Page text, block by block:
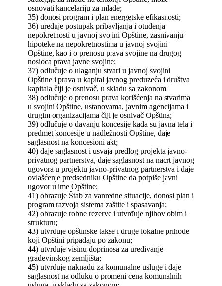
osnovati kancelariju za mlade;
35) donosi program i plan energetske efikasnosti;
36) uređuje postupak pribavljanja i otuđenja
nepokretnosti u javnoj svojini Opštine, zasnivanju
hipoteke na nepokretnostima u javnoj svojini
Opštine, kao i o prenosu prava svojine na drugog
nosioca prava javne svojine;
37) odlučuje o ulaganju stvari u javnoj svojini
Opštine i prava u kapital javnog preduzeća i društva
kapitala čiji je osnivač, u skladu sa zakonom;
38) odlučuje o prenosu prava korišćenja na stvarima
u svojini Opštine, ustanovama, javnim agencijama i
drugim organizacijama čiji je osnivač Opština;
39) odlučuje o davanju koncesije kada su javna tela i
predmet koncesije u nadležnosti Opštine, daje
saglasnost na koncesioni akt;
40) daje saglasnost i usvaja predlog projekta javno-
privatnog partnerstva, daje saglasnost na nacrt javnog
ugovora u projektu javno-privatnog partnerstva i daje
ovlašćenje predsedniku Opštine da potpiše javni
ugovor u ime Opštine;
41) obrazuje Štab za vanredne situacije, donosi plan i
program razvoja sistema zaštite i spasavanja;
42) obrazuje robne rezerve i utvrđuje njihov obim i
strukturu;
43) utvrđuje opštinske takse i druge lokalne prihode
koji Opštini pripadaju po zakonu;
44) utvrđuje visinu doprinosa za uređivanje
građevinskog zemljišta;
45) utvrđuje naknadu za komunalne usluge i daje
saglasnost na odluku o promeni cena komunalnih